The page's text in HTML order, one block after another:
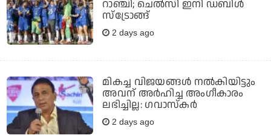
റാഞ്ചി; ചെൽസി ഇനി ഡബിൾ
സ്ട്രോങ്ങ്
2 days ago
മികച്ച വിജയങ്ങൾ നൽകിയിട്ടും
അവന് അർഹിച്ച അംഗീകാരം
ലഭിച്ചില്ല: ഗവാസ്‌കർ
2 days ago